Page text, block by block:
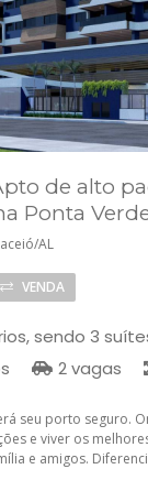
de alto
Ponta
AL
VENDA
sendo 3
2 vagas
seu porto seguro.
e viver os
e amigos.